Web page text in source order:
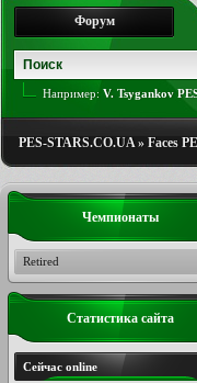
Форум
Например: V. Tsygankov
PES-STARS.CO.UA» Faces
Чемпионаты
Retired
Статистика сайта
Сейчас online